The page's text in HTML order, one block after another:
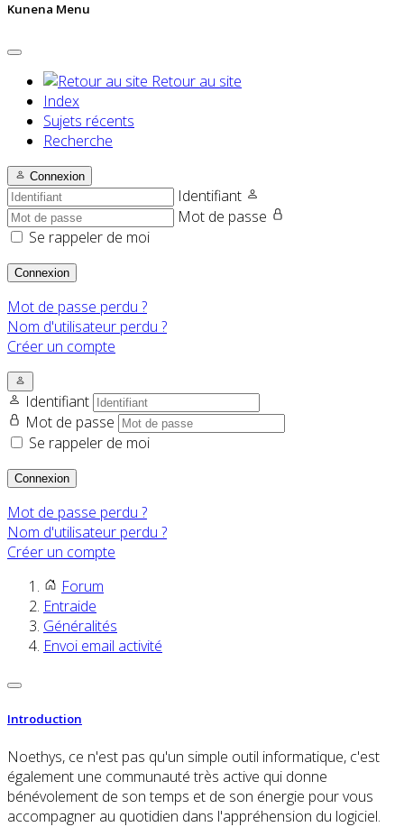
Kunena Menu
Retour au site
Index
Sujets récents
Recherche
Connexion
Identifiant
Mot de passe
Se rappeler de moi
Connexion
Mot de passe perdu ?
Nom d'utilisateur perdu ?
Créer un compte
Identifiant
Mot de passe
Se rappeler de moi
Connexion
Mot de passe perdu ?
Nom d'utilisateur perdu ?
Créer un compte
Forum
Entraide
Généralités
Envoi email activité
Introduction
Noethys, ce n'est pas qu'un simple outil informatique, c'est
également une communauté très active qui donne
bénévolement de son temps et de son énergie pour vous
accompagner au quotidien dans l'appréhension du logiciel.